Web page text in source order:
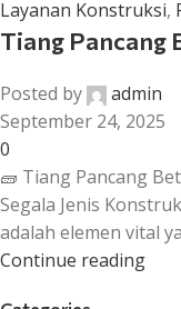
Layanan Konstruksi,
Tiang Pancang
Posted by
admin
September 24, 2025
0
🧱 Tiang Pancang
Segala Jenis
adalah elemen vital
Continue reading